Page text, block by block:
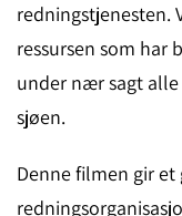
redningstjenesten.
ressursen som har
under nær sagt
sjøen.
Denne filmen gir